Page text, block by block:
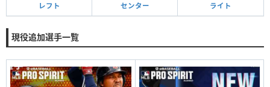
レフト センター ライト
現役追加選手一覧